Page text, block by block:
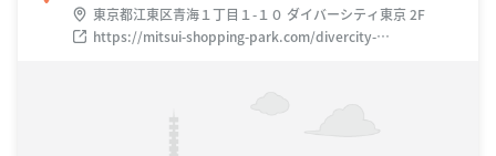
東京都江東区青海１丁目１-１０ ダイバーシティ東京 2F
https://mitsui-shopping-park.com/divercity-